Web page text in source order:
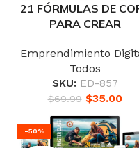
21 FÓRMULAS DE
PARA CREAR
PERSUASIVOS
Emprendimiento
Todos
SKU: ED-857
$69.99 $35.00
-50%